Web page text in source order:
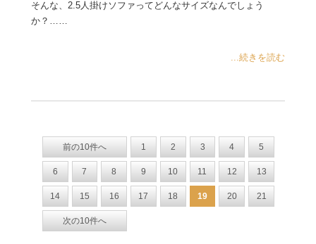
そんな、2.5人掛けソファってどんなサイズなんでしょう
か？……
...続きを読む
前の10件へ 1 2 3 4 5
6 7 8 9 10 11 12 13
14 15 16 17 18 19 20 21
次の10件へ